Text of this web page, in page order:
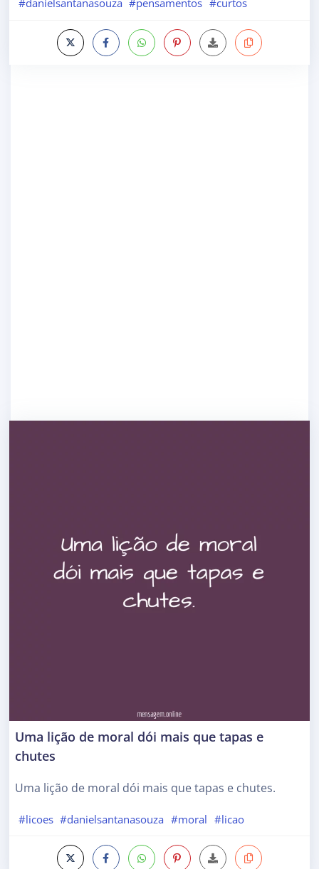
Uma lição de moral dói mais que tapas e
chutes
Uma lição de moral dói mais que tapas e chutes.
#licoes #danielsantanasouza #moral #licao